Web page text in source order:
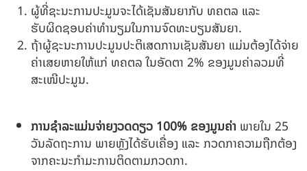
ຜູ້ທີ່ຊະນະການປະມູນຈະໄດ້ເຊັນສັນຍາກັບ ທຄຕລ ແລະ
ຮັບຜິດຊອບຄ່າທຳນຽມໃນການຈົດທະບຽນສັນຍາ.
ຖ້າຜູ້ຊະນະການປະມູນປະຕິເສດການເຊັນສັນຍາ ແມ່ນຕ້ອງໄດ້ຈ່າຍ
ຄ່າເສຍຫາຍໃຫ້ແກ່ ທຄຕລ ໃນອັດຕາ 2% ຂອງມູນຄ່າລວມທີ່
ສະເໜີປະມູນ.
ການຊໍາລະແມ່ນຈ່າຍງວດດຽວ 100% ຂອງມູນຄ່າ ພາຍໃນ 25
ວັນລັດຖະການ ພາຍຫຼັງໄດ້ຮັບເຄື່ອງ ແລະ ກວດກາຄວາມຖືກຕ້ອງ
ຈາກຄະນະກຳມະການຕິດຕາມກວດກາ.